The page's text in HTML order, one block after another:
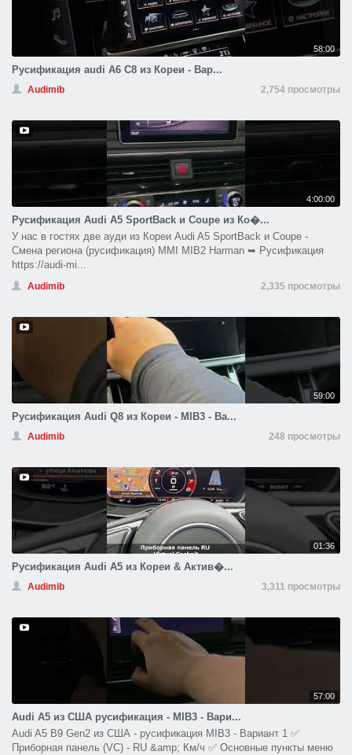
58:00
Русификация audi A6 С8 из Кореи - Вар...
Audimib 2,754 просмотры
4:00:00
Русификация Audi A5 SportBack и Coupe из Ко�...
У нас в гостях две ауди из Кореи Audi A5 SportBack и Coupe -
Смена региона (русификация) MMI MIB2 Harman ➥ Русификация
https://audi-mi...
Audimib 2,335 просмотры
59:00
Русификация Audi Q8 из Кореи - MIB3 - Ва...
Audimib 248 просмотры
01:36
Русификация Audi A5 из Кореи & Актив�...
Audimib 3,311 просмотры
57:00
Audi A5 из США русификация - MIB3 - Вари...
Audi A5 B9 Gen2 из США - русификация MIB3 - Вариант 1 ✅
Приборная панель (VC) - RU &amp; Км/ч ✅ Основные пункты меню